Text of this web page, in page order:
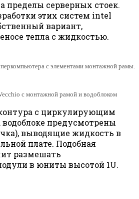
пределы серверных стоек.
этих систем intel
вариант,
тепла с жидкостью.
с элементами монтажной рамы.
с монтажной рамой и водоблоком
с циркулирующим
водоблоке предусмотрены
выводящие жидкость в
плате. Подобная
размешать
в юниты высотой 1U.